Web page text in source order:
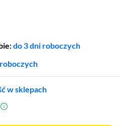
do 3 dni roboczych
w sklepach
(otworzy się w nowym oknie)